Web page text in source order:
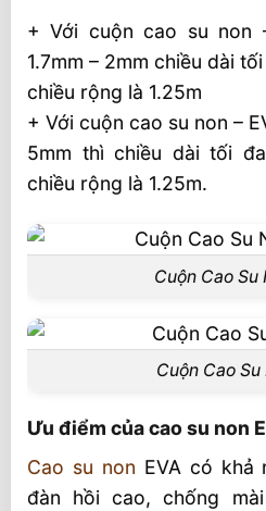
+ Với cuộn cao su non
1.7mm – 2mm chiều dài
chiều rộng là 1.25m
+ Với cuộn cao su non –
5mm thì chiều dài tối
chiều rộng là 1.25m.
Cuộn Cao Su
Cuộn Cao Su
Ưu điểm của cao su non
Cao su non EVA có khả
đàn hồi cao, chống